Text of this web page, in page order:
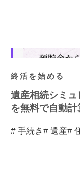
終活を始める
遺産相続シミ
を無料で自動計
# 手続き# 遺産#